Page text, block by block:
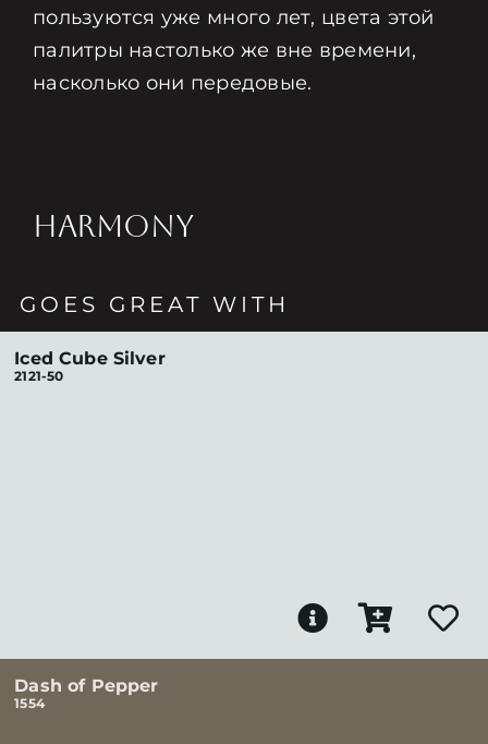
пользуются уже много лет, цвета этой
палитры настолько же вне времени,
насколько они передовые.
HARMONY
GOES GREAT WITH
Iced Cube Silver
2121-50
Dash of Pepper
1554